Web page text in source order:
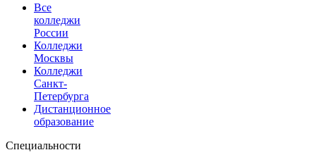
Все
колледжи
России
Колледжи
Москвы
Колледжи
Санкт-
Петербурга
Дистанционное
образование
Специальности